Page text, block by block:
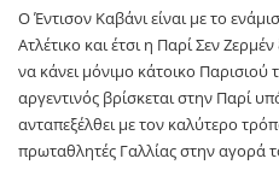
Ο Έντισον Καβάνι είναι με το
Ατλέτικο και έτσι η Παρί Σεν
να κάνει μόνιμο κάτοικο
αργεντινός βρίσκεται στην Παρί
ανταπεξέλθει με τον καλύτερο
πρωταθλητές Γαλλίας στην αγορά